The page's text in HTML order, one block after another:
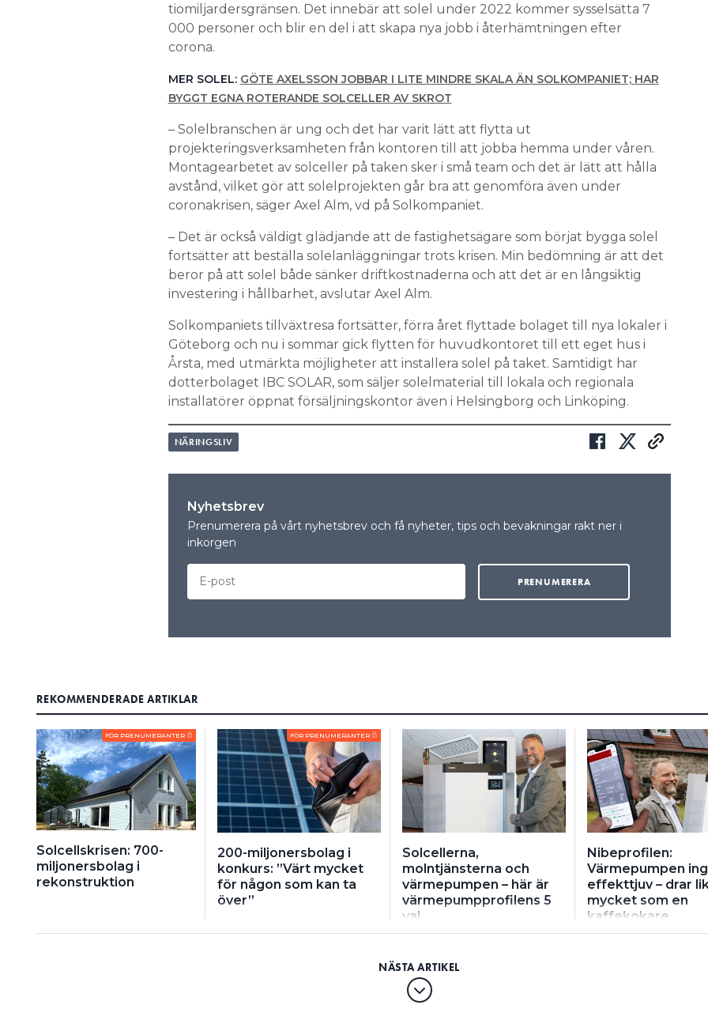
tiomiljardersgränsen. Det innebär att solel under 2022 kommer sysselsätta 7
000 personer och blir en del i att skapa nya jobb i återhämtningen efter
corona.
MER SOLEL: GÖTE AXELSSON JOBBAR I LITE MINDRE SKALA ÄN SOLKOMPANIET; HAR
BYGGT EGNA ROTERANDE SOLCELLER AV SKROT
– Solelbranschen är ung och det har varit lätt att flytta ut
projekteringsverksamheten från kontoren till att jobba hemma under våren.
Montagearbetet av solceller på taken sker i små team och det är lätt att hålla
avstånd, vilket gör att solelprojekten går bra att genomföra även under
coronakrisen, säger Axel Alm, vd på Solkompaniet.
– Det är också väldigt glädjande att de fastighetsägare som börjat bygga solel
fortsätter att beställa solelanläggningar trots krisen. Min bedömning är att det
beror på att solel både sänker driftkostnaderna och att det är en långsiktig
investering i hållbarhet, avslutar Axel Alm.
Solkompaniets tillväxtresa fortsätter, förra året flyttade bolaget till nya lokaler i
Göteborg och nu i sommar gick flytten för huvudkontoret till ett eget hus i
Årsta, med utmärkta möjligheter att installera solel på taket. Samtidigt har
dotterbolaget IBC SOLAR, som säljer solelmaterial till lokala och regionala
installatörer öppnat försäljningskontor även i Helsingborg och Linköping.
NÄRINGSLIV
Nyhetsbrev
Prenumerera på vårt nyhetsbrev och få nyheter, tips och bevakningar rakt ner i
inkorgen
REKOMMENDERADE ARTIKLAR
FÖR PRENUMERANTER
Solcellskrisen: 700-
miljonersbolag i
rekonstruktion
FÖR PRENUMERANTER
200-miljonersbolag i
konkurs: ”Värt mycket
för någon som kan ta
över”
Solcellerna,
molntjänsterna och
värmepumpen – här är
värmepumpprofilens 5
val
Nibeprofilen:
Värmepumpen
effekttjuv – drar
mycket som en
kaffekokare